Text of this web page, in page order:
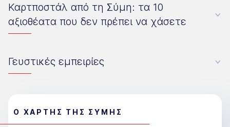
Καρτποστάλ από τη Σύμη: τα 10
αξιοθέατα που δεν πρέπει να χάσετε
Γευστικές εμπειρίες
Ο ΧΑΡΤΗΣ ΤΗΣ ΣΥΜΗΣ